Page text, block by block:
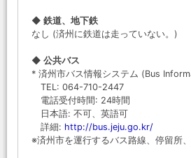
◆ 鉄道、地下鉄
なし (済州に鉄道は走っていない。)
◆ 公共バス
* 済州市バス情報システム (Bus
TEL: 064-710-2447
電話受付時間: 24時間
日本語: 不可、英語可
詳細: http://bus.jeju.go.kr/
※済州市を運行するバス路線、停留所